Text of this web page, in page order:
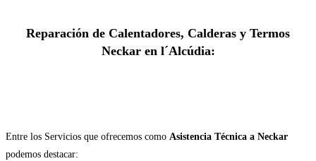
Reparación de Calentadores, Calderas y Termos
Neckar en l´Alcúdia:
Entre los Servicios que ofrecemos como Asistencia Técnica a Neckar
podemos destacar: